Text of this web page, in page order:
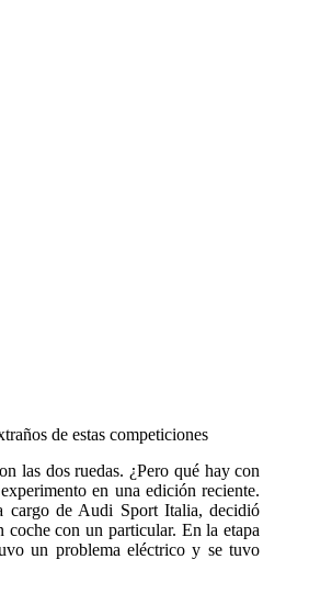
de estas competiciones
las dos ruedas. ¿Pero qué hay con
en una edición reciente.
cargo de Audi Sport Italia, decidió
coche con un particular. En la etapa
un problema eléctrico y se tuvo